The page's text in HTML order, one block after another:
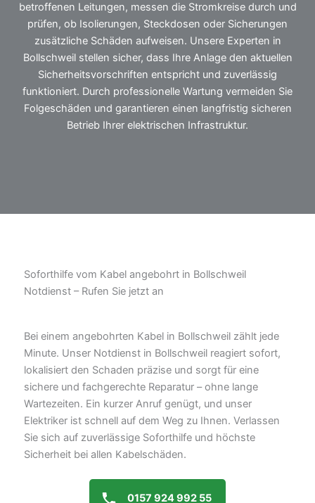
betroffenen Leitungen, messen die Stromkreise durch und
prüfen, ob Isolierungen, Steckdosen oder Sicherungen
zusätzliche Schäden aufweisen. Unsere Experten in
Bollschweil stellen sicher, dass Ihre Anlage den aktuellen
Sicherheitsvorschriften entspricht und zuverlässig
funktioniert. Durch professionelle Wartung vermeiden Sie
Folgeschäden und garantieren einen langfristig sicheren
Betrieb Ihrer elektrischen Infrastruktur.
Soforthilfe vom Kabel angebohrt in Bollschweil
Notdienst – Rufen Sie jetzt an
Bei einem angebohrten Kabel in Bollschweil zählt jede
Minute. Unser Notdienst in Bollschweil reagiert sofort,
lokalisiert den Schaden präzise und sorgt für eine
sichere und fachgerechte Reparatur – ohne lange
Wartezeiten. Ein kurzer Anruf genügt, und unser
Elektriker ist schnell auf dem Weg zu Ihnen. Verlassen
Sie sich auf zuverlässige Soforthilfe und höchste
Sicherheit bei allen Kabelschäden.
0157 924 992 55